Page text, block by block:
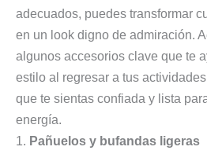
adecuados, puedes transformar
en un look digno de admiración.
algunos accesorios clave que te
estilo al regresar a tus
que te sientas confiada y lista
energía.
1. Pañuelos y bufandas ligeras